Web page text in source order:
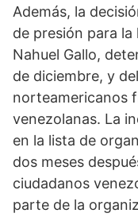
Además, la
de presión para
Nahuel Gallo,
de diciembre, y
norteamericanos
venezolanas. La
en la lista de
dos meses
ciudadanos
parte de la